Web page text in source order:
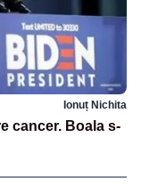
Ionuț Nichita
cancer. Boala s-